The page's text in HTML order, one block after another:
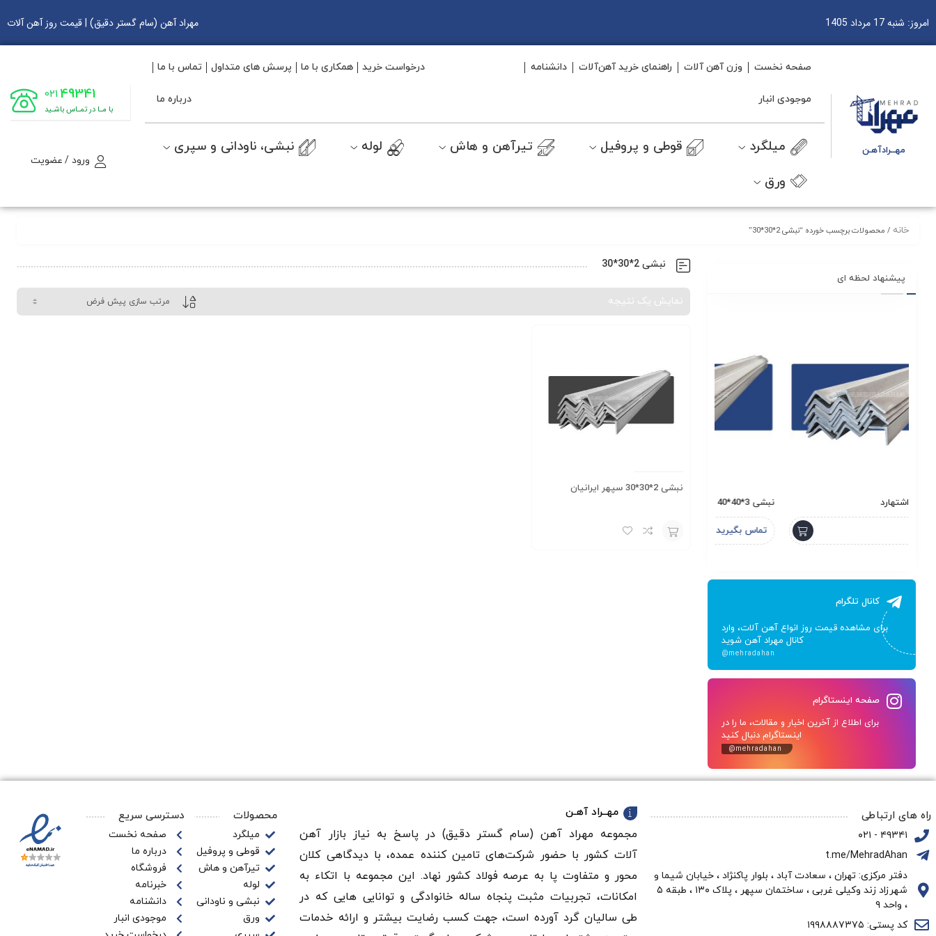
امروز: شنبه 17 مرداد 1405 مهراد آهن (سام گستر دقیق) | قیمت روز آهن آلات
مهــرادآهـن
صفحه نخست وزن آهن آلات راهنمای خرید آهن‌آلات دانشنامه
موجودی انبار
درخواست خرید همکاری با ما پرسش های متداول تماس با ما
درباره ما
میلگرد قوطی و پروفیل تیرآهن و هاش لوله نبشی، ناودانی و سپری
ورق
49341
021
با مـا در تمـاس باشـید
ورود / عضویت
خانه / محصولات برچسب خورده “نبشی 2*30*30”
نبشی 2*30*30
نمایش یک نتیجه
نبشی 2*30*30 سپهر ایرانیان
پیشنهاد لحظه ای
نبشی 3*40*40 آیهان فولاد
تماس بگیرید
کانال تلگرام
برای مشاهده قیمت روز انواع آهن آلات، وارد
کانال مهراد آهن شوید
@mehradahan
صفحه اینستاگرام
برای اطلاع از آخرین اخبار و مقالات، ما را در
اینستاگرام دنبال کنید
@mehradahan
راه های ارتباطی
۴۹۳۴۱ - ۰۲۱
t.me/MehradAhan
دفتر مرکزی: تهران ، سعادت آباد ، بلوار پاکنژاد ، خیابان شیما و
شهرزاد زند وکیلی غربی ، ساختمان سپهر ، پلاک ۱۳۰ ، طبقه ۵
، واحد ۹
کد پستی: ۱۹۹۸۸۸۷۳۷۵
مهــراد آهـن
مجموعه مهراد آهن (سام گستر دقيق) در پاسخ به نیاز بازار آهن‌
آلات کشور با حضور شرکت‌های تامین کننده عمده، با دیدگاهی کلان
محور و متفاوت پا به عرصه فولاد کشور نهاد. این مجموعه با اتکاء به
امکانات، تجربیات مثبت پنجاه ساله خانوادگی و توانایی هایی که در
طی سالیان گرد آورده است، جهت کسب رضایت بیشتر و ارائه خدمات
محصولات
میلگرد
قوطی و پروفیل
تیرآهن و هاش
لوله
نبشی و ناودانی
ورق
دسترسی سریع
صفحه نخست
درباره ما
فروشگاه
خبرنامه
دانشنامه
موجودی انبار